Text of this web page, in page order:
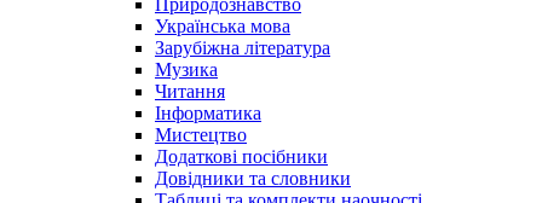
Природознавство
Українська мова
Зарубіжна література
Музика
Читання
Інформатика
Мистецтво
Додаткові посібники
Довідники та словники